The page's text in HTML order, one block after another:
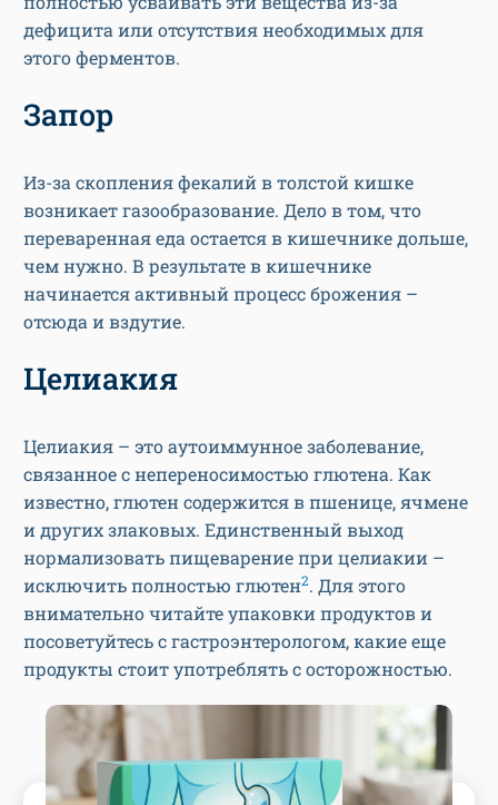
дефицита или отсутствия необходимых для
этого ферментов.
Запор
Из-за скопления фекалий в толстой кишке
возникает газообразование. Дело в том, что
переваренная еда остается в кишечнике дольше,
чем нужно. В результате в кишечнике
начинается активный процесс брожения –
отсюда и вздутие.
Целиакия
Целиакия – это аутоиммунное заболевание,
связанное с непереносимостью глютена. Как
известно, глютен содержится в пшенице, ячмене
и других злаковых. Единственный выход
нормализовать пищеварение при целиакии –
исключить полностью глютен2. Для этого
внимательно читайте упаковки продуктов и
посоветуйтесь с гастроэнтерологом, какие еще
продукты стоит употреблять с осторожностью.